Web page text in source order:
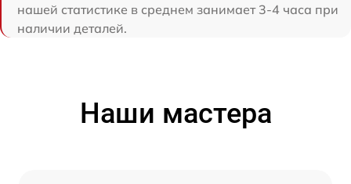
нашей статистике в среднем занимает 3-4 часа при
наличии деталей.
Наши мастера